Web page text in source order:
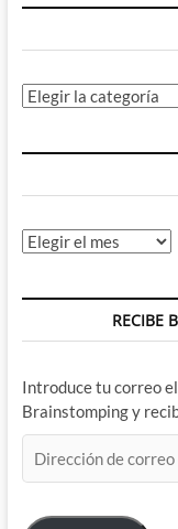
Categorías
Archivos
RECIBE
Introduce tu correo
Brainstomping y
de
electrónico